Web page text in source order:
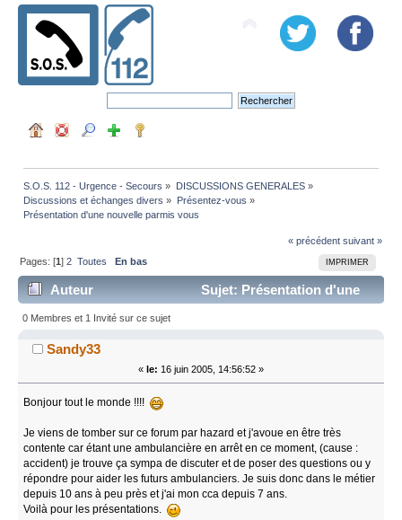
S.O.S. 112 - Urgence - Secours » DISCUSSIONS GENERALES»
Discussions et échanges divers » Présentez-vous »
Présentation d'une nouvelle parmis vous
« précédent suivant »
IMPRIMER
Pages: [1]2 Toutes En bas
Auteur
Sujet: Présentation d'une
nouvelle parmis vous (Lu 39643 fois)
0 Membres et 1 Invité sur ce sujet
Sandy33
« le: 16 juin 2005, 14:56:52 »
Bonjour tout le monde !!!!
Je viens de tomber sur ce forum par hazard et j'avoue en être très
contente car étant une ambulancière en arrêt en ce moment, (cause :
accident) je trouve ça sympa de discuter et de poser des questions ou y
répondre pour aider les futurs ambulanciers. Je suis donc dans le métier
depuis 10 ans à peu près et j'ai mon cca depuis 7 ans.
Voilà pour les présentations.